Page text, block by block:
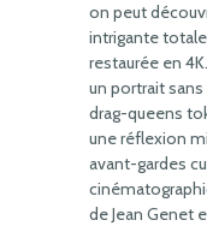
on peut
intrigante
restaurée en 4K.
un portrait
drag-queens
une réflexion
avant-gardes
de Jean Genet